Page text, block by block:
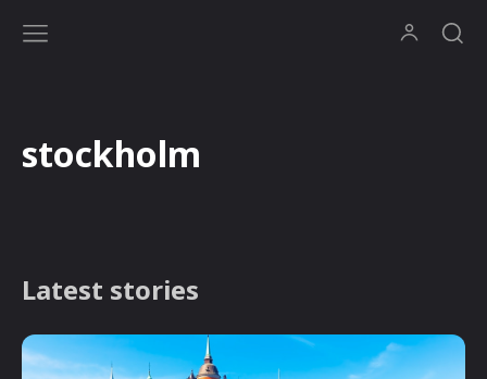
stockholm
Latest stories